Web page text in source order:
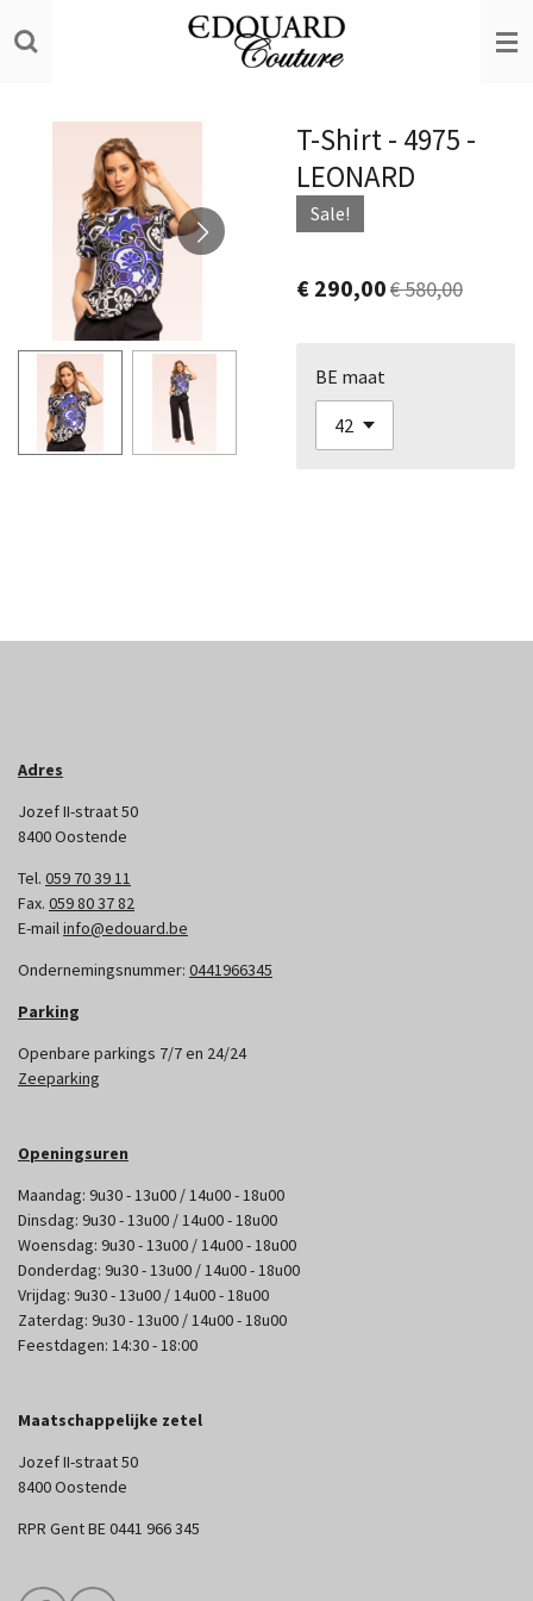
direct
hoofdinhoud
T-Shirt - 4975 -
LEONARD
Sale!
€ 290,00€ 580,00
BE maat
Adres
Jozef II-straat 50
8400 Oostende
Tel. 059 70 39 11
Fax. 059 80 37 82
E-mailinfo@edouard.be
Ondernemingsnummer: 0441966345
Parking
Openbare parkings 7/7 en 24/24
Zeeparking
Openingsuren
Maandag: 9u30 - 13u00 / 14u00 - 18u00
Dinsdag: 9u30 - 13u00 / 14u00 - 18u00
Woensdag: 9u30 - 13u00 / 14u00 - 18u00
Donderdag: 9u30 - 13u00 / 14u00 - 18u00
Vrijdag: 9u30 - 13u00 / 14u00 - 18u00
Zaterdag: 9u30 - 13u00 / 14u00 - 18u00
Feestdagen: 14:30 - 18:00
Maatschappelijke zetel
Jozef II-straat 50
8400 Oostende
RPR Gent BE 0441 966 345